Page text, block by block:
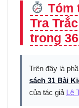
Tóm
Tra
trong
Trên đây là
sách 31 Bài
của tác giả Lê